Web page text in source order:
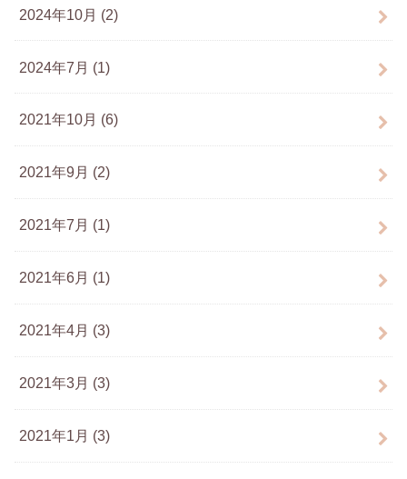
2024年10月 (2)
2024年7月 (1)
2021年10月 (6)
2021年9月 (2)
2021年7月 (1)
2021年6月 (1)
2021年4月 (3)
2021年3月 (3)
2021年1月 (3)